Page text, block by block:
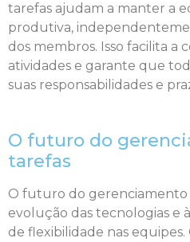
tarefas ajudam a manter a
produtiva,
dos membros. Isso facilita a
atividades e garante que
suas responsabilidades e
O futuro do
tarefas
O futuro do gerenciamento
evolução das tecnologias e
de flexibilidade nas equipes.